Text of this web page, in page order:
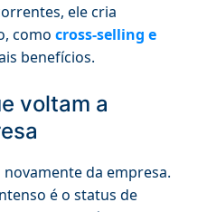
ele cria
como cross-selling e
benefícios.
voltam a
da empresa.
é o status de